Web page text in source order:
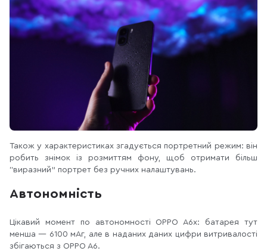
Також у характеристиках згадується портретний режим: він
робить знімок із розмиттям фону, щоб отримати більш
“виразний” портрет без ручних налаштувань.
Автономність
Цікавий момент по автономності OPPO A6x: батарея тут
менша — 6100 мАг, але в наданих даних цифри витривалості
збігаються з OPPO A6.